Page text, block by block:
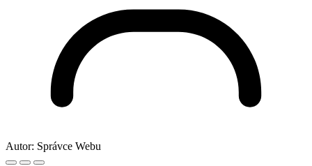
Autor: Správce Webu